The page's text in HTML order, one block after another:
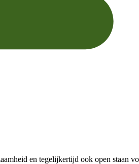
en tegelijkertijd ook open staan